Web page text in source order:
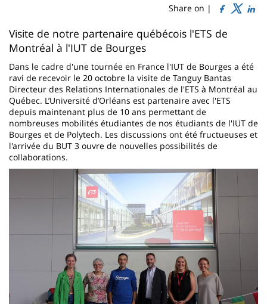
Share on |
Contenu
de
la
page
principale
Visite de notre partenaire québécois l'ETS de
Montréal à l'IUT de Bourges
Dans le cadre d'une tournée en France l'IUT de Bourges a été
ravi de recevoir le 20 octobre la visite de Tanguy Bantas
Directeur des Relations Internationales de l'ETS à Montréal au
Québec. L’Université d’Orléans est partenaire avec l'ETS
depuis maintenant plus de 10 ans permettant de
nombreuses mobilités étudiantes de nos étudiants de l'IUT de
Bourges et de Polytech. Les discussions ont été fructueuses et
l'arrivée du BUT 3 ouvre de nouvelles possibilités de
collaborations.